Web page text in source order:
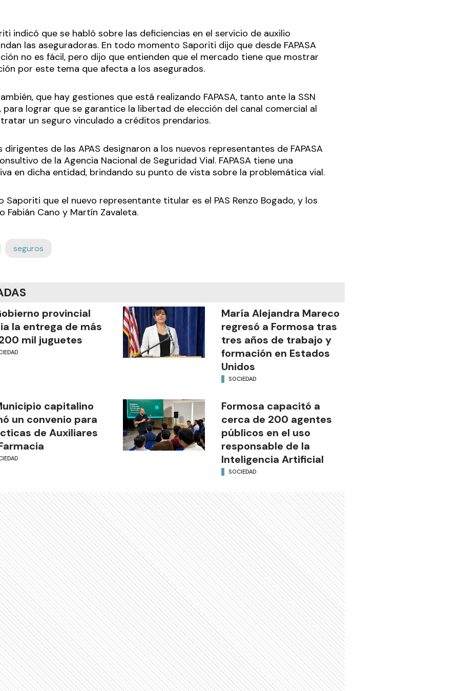
indicó que se habló sobre las deficiencias en el servicio de auxilio
las aseguradoras. En todo momento Saporiti dijo que desde FAPASA
no es fácil, pero dijo que entienden que el mercado tiene que mostrar
por este tema que afecta a los asegurados.
que hay gestiones que está realizando FAPASA, tanto ante la SSN
para lograr que se garantice la libertad de elección del canal comercial al
un seguro vinculado a créditos prendarios.
de las APAS designaron a los nuevos representantes de FAPASA
de la Agencia Nacional de Seguridad Vial. FAPASA tiene una
en dicha entidad, brindando su punto de vista sobre la problemática vial.
Saporiti que el nuevo representante titular es el PAS Renzo Bogado, y los
Fabián Cano y Martín Zavaleta.
seguros
provincial
la entrega de más
mil juguetes
María Alejandra Mareco
regresó a Formosa tras
tres años de trabajo y
formación en Estados
Unidos
SOCIEDAD
capitalino
un convenio para
de Auxiliares
Formosa capacitó a
cerca de 200 agentes
públicos en el uso
responsable de la
Inteligencia Artificial
SOCIEDAD